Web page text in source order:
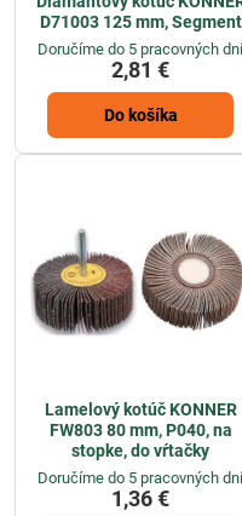
D71003 125 mm, Segment
Doručíme do 5 pracovných dní
2,81 €
Do košíka
Lamelový kotúč KONNER
FW803 80 mm, P040, na
stopke, do vŕtačky
Doručíme do 5 pracovných dní
1,36 €